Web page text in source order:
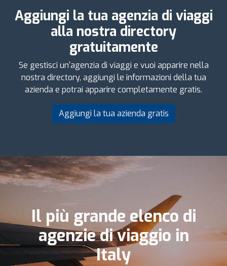
Aggiungi la tua agenzia di viaggi
alla nostra directory
gratuitamente
Se gestisci un'agenzia di viaggi e vuoi apparire nella
nostra directory, aggiungi le informazioni della tua
azienda e potrai apparire completamente gratis.
Aggiungi la tua azienda gratis
Il più grande elenco di
agenzie di viaggio in
Italy